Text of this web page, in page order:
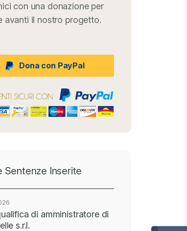
con una donazione per
avanti il nostro progetto.
Dona con PayPal
Sentenze Inserite
di amministratore di
s.r.l.